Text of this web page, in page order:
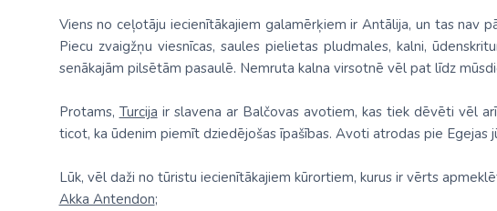
Viens no ceļotāju iecienītākajiem galamērķiem ir Antālija, un tas nav
Piecu zvaigžņu viesnīcas, saules pielietas pludmales, kalni,
senākajām pilsētām pasaulē. Nemruta kalna virsotnē vēl pat līdz
Protams, Turcija ir slavena ar Balčovas avotiem, kas tiek dēvēti vēl
ticot, ka ūdenim piemīt dziedējošas īpašības. Avoti atrodas pie Egejas
Lūk, vēl daži no tūristu iecienītākajiem kūrortiem, kurus ir vērts
Akka Antendon;